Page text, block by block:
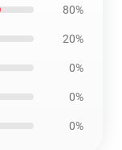
80%
20%
0%
0%
0%